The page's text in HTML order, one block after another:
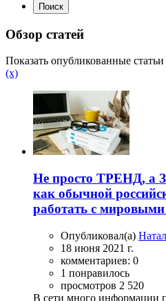
Поиск
Обзор статей
Показать опубликованные
(x)
Не просто ТРЕНД, а
как обычной
работать с
Опубликовал(а)
18 июня 2021 г.
комментариев: 0
1 понравилось
просмотров 2 520
В сети много информации